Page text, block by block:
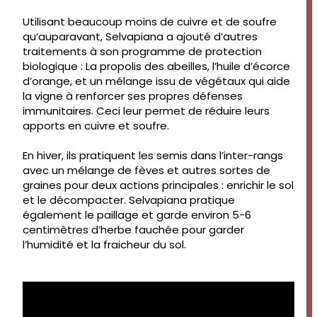
Utilisant beaucoup moins de cuivre et de soufre
qu’auparavant, Selvapiana a ajouté d’autres
traitements à son programme de protection
biologique : La propolis des abeilles, l’huile d’écorce
d’orange, et un mélange issu de végétaux qui aide
la vigne à renforcer ses propres défenses
immunitaires. Ceci leur permet de réduire leurs
apports en cuivre et soufre.
En hiver, ils pratiquent les semis dans l’inter-rangs
avec un mélange de fèves et autres sortes de
graines pour deux actions principales : enrichir le sol
et le décompacter. Selvapiana pratique
également le paillage et garde environ 5-6
centimètres d’herbe fauchée pour garder
l’humidité et la fraicheur du sol.